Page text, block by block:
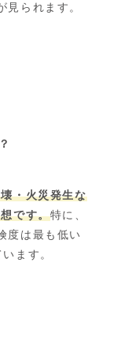
見られます。
・火災発生な
です。特に、
度は最も低い
ます。